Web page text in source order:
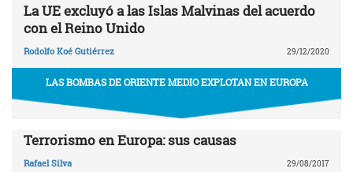
La UE excluyó a las Islas Malvinas del acuerdo
con el Reino Unido
Rodolfo Koé Gutiérrez 29/12/2020
LAS BOMBAS DE ORIENTE MEDIO EXPLOTAN EN EUROPA
Terrorismo en Europa: sus causas
Rafael Silva 29/08/2017